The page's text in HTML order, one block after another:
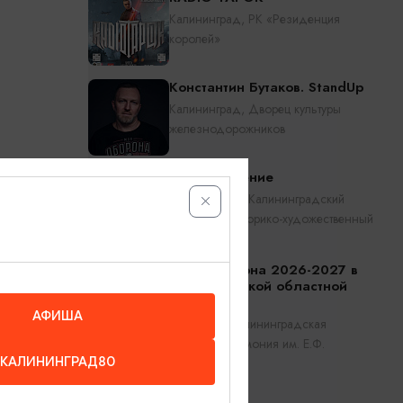
Калининград, РК «Резиденция
королей»
Константин Бутаков. StandUp
Калининград, Дворец культуры
железнодорожников
Прикосновение
Калининград, Калининградский
областной историко-художественный
Открытие сезона 2026-2027 в
Калининградской областной
филармонии
Калининград, Калининградская
областная филармония им. Е.Ф.
АФИША
КАЛИНИНГРАД80